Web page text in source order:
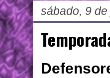
sábado, 9